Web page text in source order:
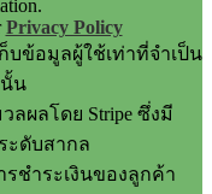
Privacy Policy
บข้อมูลผู้ใช้เท่าที่จำเป็น
นั้น
ผลโดย Stripe ซึ่งมี
ะดับสากล
ชำระเงินของลูกค้า